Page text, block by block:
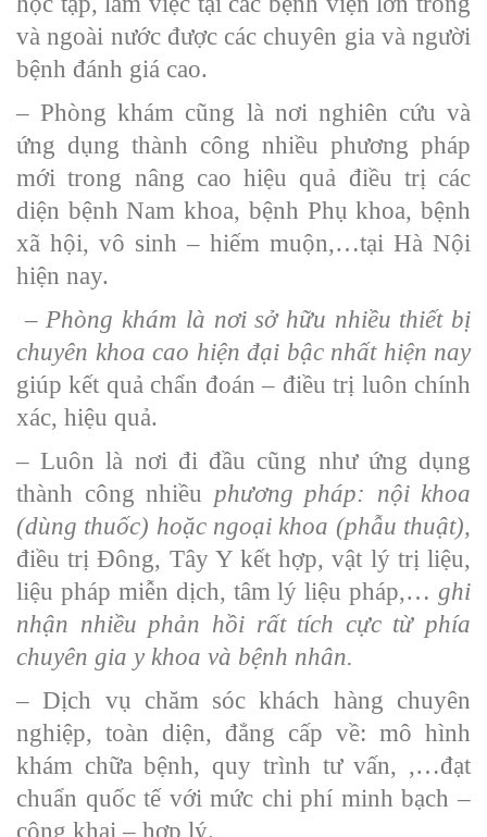
và ngoài nước được các chuyên gia và người
bệnh đánh giá cao.
– Phòng khám cũng là nơi nghiên cứu và
ứng dụng thành công nhiều phương pháp
mới trong nâng cao hiệu quả điều trị các
diện bệnh Nam khoa, bệnh Phụ khoa, bệnh
xã hội, vô sinh – hiếm muộn,…tại Hà Nội
hiện nay.
– Phòng khám là nơi sở hữu nhiều thiết bị
chuyên khoa cao hiện đại bậc nhất hiện nay
giúp kết quả chẩn đoán – điều trị luôn chính
xác, hiệu quả.
– Luôn là nơi đi đầu cũng như ứng dụng
thành công nhiều phương pháp: nội khoa
(dùng thuốc) hoặc ngoại khoa (phẫu thuật),
điều trị Đông, Tây Y kết hợp, vật lý trị liệu,
liệu pháp miễn dịch, tâm lý liệu pháp,… ghi
nhận nhiều phản hồi rất tích cực từ phía
chuyên gia y khoa và bệnh nhân.
– Dịch vụ chăm sóc khách hàng chuyên
nghiệp, toàn diện, đẳng cấp về: mô hình
khám chữa bệnh, quy trình tư vấn, ,…đạt
chuẩn quốc tế với mức chi phí minh bạch –
công khai – hợp lý.